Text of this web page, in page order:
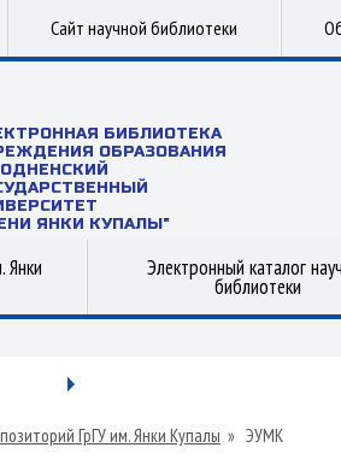
Сайт научной библиотеки
БИБЛИОТЕКА
ОБРАЗОВАНИЯ
ЯНКИ КУПАЛЫ"
Янки Электронный каталог
библиотеки
ГрГУ им. Янки Купалы » ЭУМК